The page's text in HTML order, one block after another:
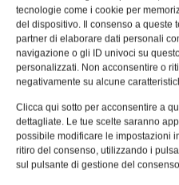
tecnologie come i cookie per
del dispositivo. Il consenso a queste
partner di elaborare dati personali
navigazione o gli ID univoci su
personalizzati. Non acconsentire o
negativamente su alcune
Clicca qui sotto per acconsentire a
dettagliate. Le tue scelte saranno
possibile modificare le impostazioni
ritiro del consenso, utilizzando i
sul pulsante di gestione del
informazioni"]
ISCRIVITI ALLA